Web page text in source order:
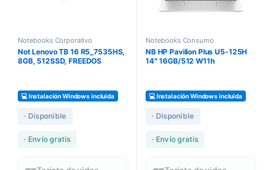
Notebooks Corporativo
Not Lenovo TB 16 R5_7535HS,
8GB, 512SSD, FREEDOS
💻 Instalación Windows incluida
· Disponible
· Envío gratis
Notebooks Consumo
NB HP Pavilion Plus U5-125H
14″ 16GB/512 W11h
💻 Instalación Windows incluida
· Disponible
· Envío gratis